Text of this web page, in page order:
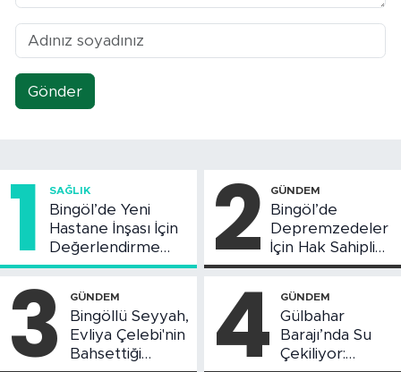
Gönder
1 SAĞLIK
Bingöl’de Yeni
Hastane İnşası İçin
Değerlendirme
Toplantısı Yapıldı
2 GÜNDEM
Bingöl’de
Depremzedeler
İçin Hak Sahipliği
Askı Süreci
3 GÜNDEM
Bingöllü Seyyah,
Evliya Çelebi'nin
Bahsettiği
4 GÜNDEM
Gülbahar
Barajı’nda Su
Çekiliyor: